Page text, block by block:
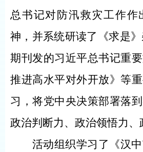
总书记对防汛救灾工作作
神，并系统研读了《求是
期刊发的习近平总书记重
推进高水平对外开放》等
习，将党中央决策部署落
政治判断力、政治领悟力、
活动组织学习了《汉